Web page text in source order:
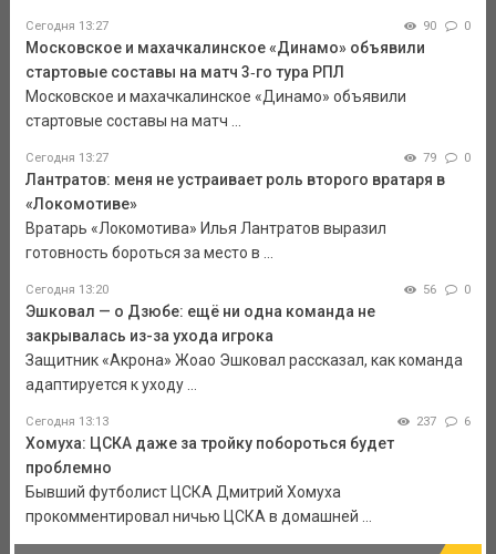
Сегодня 13:27 90 0
Московское и махачкалинское «Динамо» объявили
стартовые составы на матч 3‑го тура РПЛ
Московское и махачкалинское «Динамо» объявили
стартовые составы на матч ...
Сегодня 13:27 79 0
Лантратов: меня не устраивает роль второго вратаря в
«Локомотиве»
Вратарь «Локомотива» Илья Лантратов выразил
готовность бороться за место в ...
Сегодня 13:20 56 0
Эшковал — о Дзюбе: ещё ни одна команда не
закрывалась из-за ухода игрока
Защитник «Акрона» Жоао Эшковал рассказал, как команда
адаптируется к уходу ...
Сегодня 13:13 237 6
Хомуха: ЦСКА даже за тройку побороться будет
проблемно
Бывший футболист ЦСКА Дмитрий Хомуха
прокомментировал ничью ЦСКА в домашней ...